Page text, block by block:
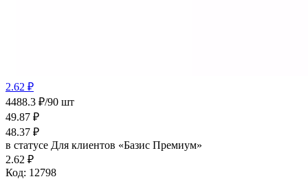
2.62 ₽
4488.3 ₽/90 шт
49.87 ₽
48.37 ₽
в статусе Для клиентов «Базис Премиум»
2.62 ₽
Код: 12798